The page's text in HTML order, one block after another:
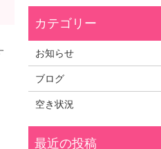
お知らせ
ブログ
空き状況